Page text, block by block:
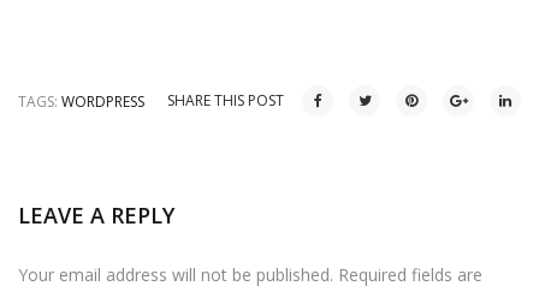
TAGS: WORDPRESS SHARE THIS POST
LEAVE A REPLY
Your email address will not be published. Required fields are